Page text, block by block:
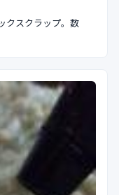
クスクラップ。数